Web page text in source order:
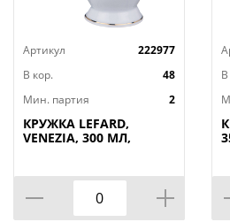
Артикул
222977
В кор.
48
Мин. партия
2
КРУЖКА LEFARD,
VENEZIA, 300 МЛ,